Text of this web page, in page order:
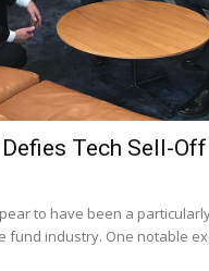
Tech Sell-
to have been a
fund industry. One notable